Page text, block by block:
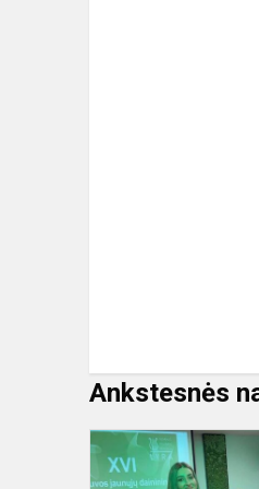
Ankstesnės